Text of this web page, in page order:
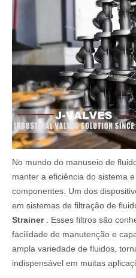
No mundo do manuseio de
manter a eficiência do sistema
componentes. Um dos
em sistemas de filtração de
Strainer
. Esses filtros são
facilidade de manutenção e
ampla variedade de fluidos,
indispensável em muitas